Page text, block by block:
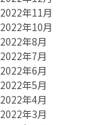
2022年11月
2022年10月
2022年8月
2022年7月
2022年6月
2022年5月
2022年4月
2022年3月